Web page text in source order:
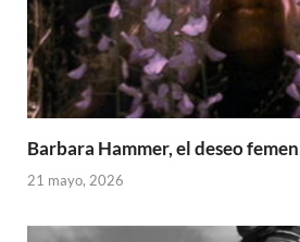
Barbara Hammer, el deseo
21 mayo, 2026